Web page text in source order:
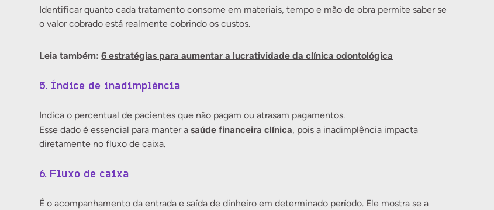
Identificar quanto cada tratamento consome em materiais, tempo e mão de obra permite saber se
o valor cobrado está realmente cobrindo os custos.
Leia também:6 estratégias para aumentar a lucratividade da clínica odontológica
5. Índice de inadimplência
Indica o percentual de pacientes que não pagam ou atrasam pagamentos.
Esse dado é essencial para manter asaúde financeira clínica, pois a inadimplência impacta
diretamente no fluxo de caixa.
6. Fluxo de caixa
É o acompanhamento da entrada e saída de dinheiro em determinado período. Ele mostra se a